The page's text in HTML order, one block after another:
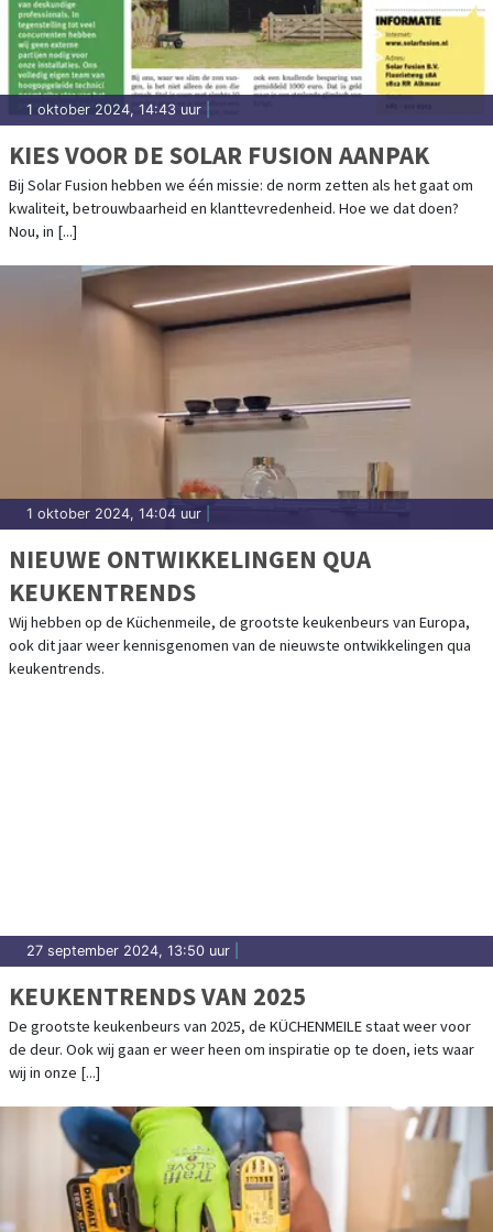
1 oktober 2024, 14:43 uur
KIES VOOR DE SOLAR FUSION AANPAK
Bij Solar Fusion hebben we één missie: de norm zetten als het gaat om
kwaliteit, betrouwbaarheid en klanttevredenheid. Hoe we dat doen?
Nou, in [...]
1 oktober 2024, 14:04 uur
NIEUWE ONTWIKKELINGEN QUA
KEUKENTRENDS
Wij hebben op de Küchenmeile, de grootste keukenbeurs van Europa,
ook dit jaar weer kennisgenomen van de nieuwste ontwikkelingen qua
keukentrends.
27 september 2024, 13:50 uur
KEUKENTRENDS VAN 2025
De grootste keukenbeurs van 2025, de KÜCHENMEILE staat weer voor
de deur. Ook wij gaan er weer heen om inspiratie op te doen, iets waar
wij in onze [...]